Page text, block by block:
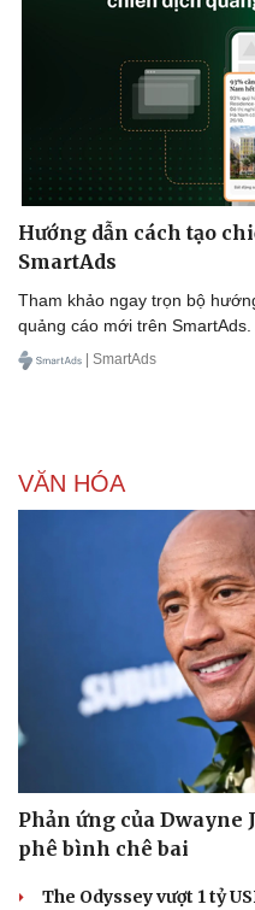
Doanh nghiệp
Thông tin doanh nghiệp
Doanh nghiệp 24h
Doanh nhân
Vì cộng đồng
Hướng dẫn cách tạo
SmartAds
Tham khảo ngay trọn bộ
quảng cáo mới trên SmartAds.
| SmartAds
VĂN HÓA
Phản ứng của
phê bình chê bai
The Odyssey vượt 1 tỷ